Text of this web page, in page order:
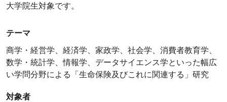
大学院生対象です。
テーマ
商学・経営学、経済学、家政学、社会学、消費者教育学、
数学・統計学、情報学、データサイエンス学といった幅広
い学問分野による「生命保険及びこれに関連する」研究
対象者